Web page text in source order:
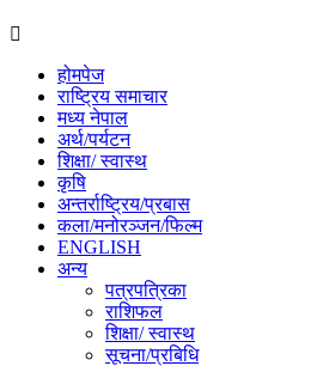
होमपेज
राष्ट्रिय समाचार
मध्य नेपाल
अर्थ/पर्यटन
शिक्षा/ स्वास्थ
कृषि
अन्तर्राष्ट्रिय/प्रबास
कला/मनोरञ्जन/फिल्म
ENGLISH
अन्य
पत्रपत्रिका
राशिफल
शिक्षा/ स्वास्थ
सूचना/प्रबिधि